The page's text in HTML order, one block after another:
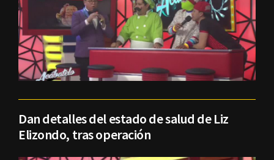
Dan detalles del estado de salud de Liz
Elizondo, tras operación